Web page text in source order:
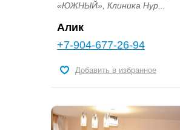
«ЮЖНЫЙ», Клиника Нур...
Алик
+7-904-677-26-94
Добавить в избранное